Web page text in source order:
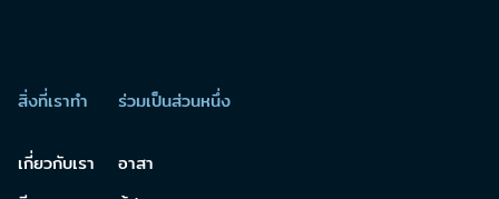
สิ่งที่เราทำ
เกี่ยวกับเรา
ร่วมเป็นส่วนหนึ่ง
อาสา